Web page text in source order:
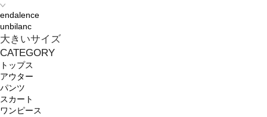
endalence
unbilanc
大きいサイズ
CATEGORY
トップス
アウター
パンツ
スカート
ワンピース